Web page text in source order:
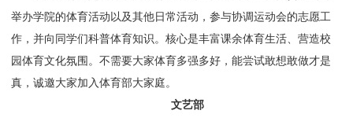
举办学院的体育活动以及其他日常活动，参与协调运动会的志愿工
作，并向同学们科普体育知识。核心是丰富课余体育生活、营造校
园体育文化氛围。不需要大家体育多强多好，能尝试敢想敢做才是
真，诚邀大家加入体育部大家庭。
文艺部